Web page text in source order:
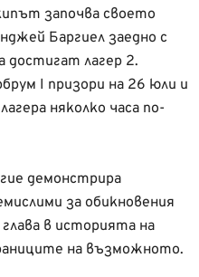
започва своето
Баргиел заедно с
достигат лагер 2.
I призори на 26 юли и
няколко часа по-
демонстрира
за обикновения
в историята на
на възможното.